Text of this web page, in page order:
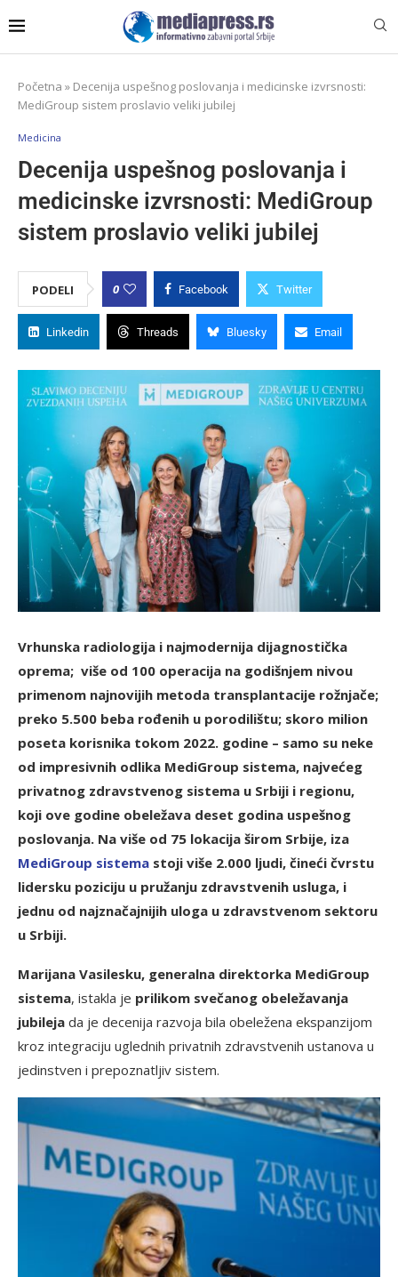
Početna » Decenija uspešnog poslovanja i medicinske izvrsnosti:
MediGroup sistem proslavio veliki jubilej
Medicina
Decenija uspešnog poslovanja i
medicinske izvrsnosti: MediGroup
sistem proslavio veliki jubilej
PODELI 0 Facebook Twitter
Linkedin Threads Bluesky Email
Vrhunska radiologija i najmodernija dijagnostička
oprema; više od 100 operacija na godišnjem nivou
primenom najnovijih metoda transplantacije rožnjače;
preko 5.500 beba rođenih u porodilištu; skoro milion
poseta korisnika tokom 2022. godine – samo su neke
od impresivnih odlika MediGroup sistema, najvećeg
privatnog zdravstvenog sistema u Srbiji i regionu,
koji ove godine obeležava deset godina uspešnog
poslovanja. Na više od 75 lokacija širom Srbije, iza
MediGroup sistema stoji više 2.000 ljudi, čineći čvrstu
lidersku poziciju u pružanju zdravstvenih usluga, i
jednu od najznačajnijih uloga u zdravstvenom sektoru
u Srbiji.
Marijana Vasilesku, generalna direktorka MediGroup
sistema, istakla je prilikom svečanog obeležavanja
jubileja da je decenija razvoja bila obeležena ekspanzijom
kroz integraciju uglednih privatnih zdravstvenih ustanova u
jedinstven i prepoznatljiv sistem.